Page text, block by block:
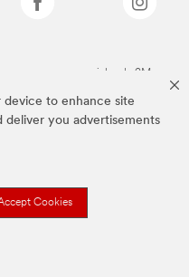
device to enhance site
deliver you advertisements
Cookies
son marcas comerciales de 3M.